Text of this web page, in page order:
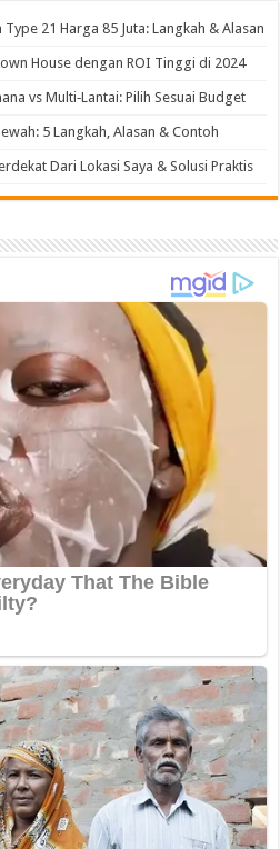
21 Harga 85 Juta: Langkah & Alasan
House dengan ROI Tinggi di 2024
vs Multi‑Lantai: Pilih Sesuai Budget
5 Langkah, Alasan & Contoh
Dari Lokasi Saya & Solusi Praktis